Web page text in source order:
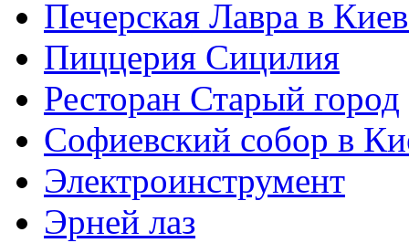
Печерская Лавра в
Пиццерия Сицилия
Ресторан Старый город
Софиевский собор в
Электроинструмент
Эрней лаз